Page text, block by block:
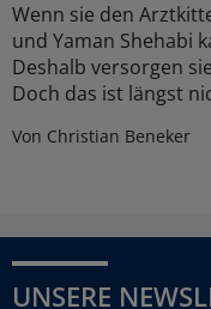
Wenn sie den
und Yaman Shehabi
Deshalb versorgen
Doch das ist längst
Von Christian Beneker
UNSERE